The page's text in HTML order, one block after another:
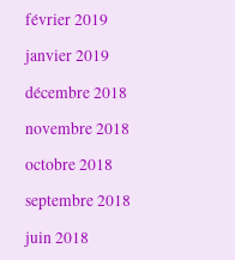
février 2019
janvier 2019
décembre 2018
novembre 2018
octobre 2018
septembre 2018
juin 2018